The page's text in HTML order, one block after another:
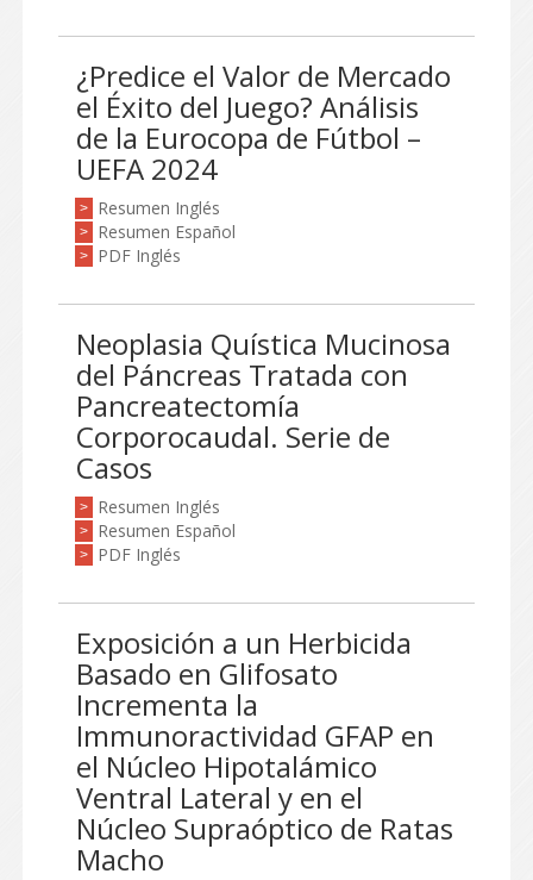
¿Predice el Valor de Mercado
el Éxito del Juego? Análisis
de la Eurocopa de Fútbol –
UEFA 2024
> Resumen Inglés
> Resumen Español
> PDF Inglés
Neoplasia Quística Mucinosa
del Páncreas Tratada con
Pancreatectomía
Corporocaudal. Serie de
Casos
> Resumen Inglés
> Resumen Español
> PDF Inglés
Exposición a un Herbicida
Basado en Glifosato
Incrementa la
Immunoractividad GFAP en
el Núcleo Hipotalámico
Ventral Lateral y en el
Núcleo Supraóptico de Ratas
Macho